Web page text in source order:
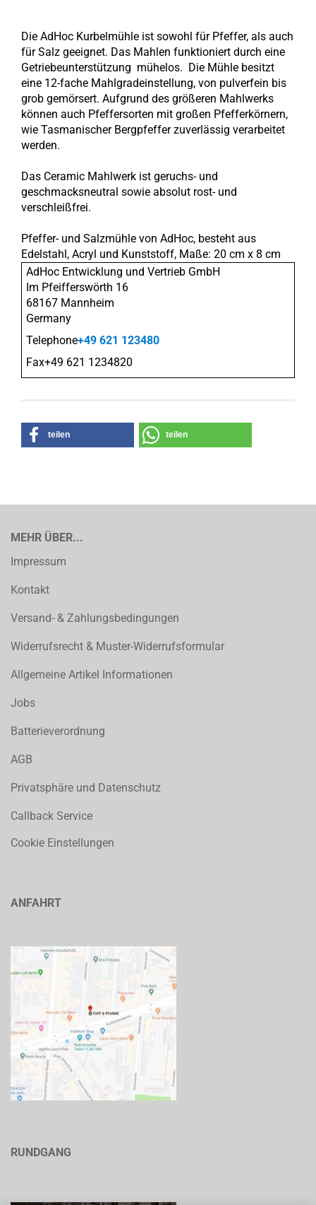
Die AdHoc Kurbelmühle ist sowohl für Pfeffer, als auch
für Salz geeignet. Das Mahlen funktioniert durch eine
Getriebeunterstützung mühelos. Die Mühle besitzt
eine 12-fache Mahlgradeinstellung, von pulverfein bis
grob gemörsert. Aufgrund des größeren Mahlwerks
können auch Pfeffersorten mit großen Pfefferkörnern,
wie Tasmanischer Bergpfeffer zuverlässig verarbeitet
werden.
Das Ceramic Mahlwerk ist geruchs- und
geschmacksneutral sowie absolut rost- und
verschleißfrei.
Pfeffer- und Salzmühle von AdHoc, besteht aus
Edelstahl, Acryl und Kunststoff, Maße: 20 cm x 8 cm
AdHoc Entwicklung und Vertrieb GmbH
Im Pfeifferswörth 16
68167 Mannheim
Germany
Telephone+49 621 123480
Fax+49 621 1234820
teilen teilen
MEHR ÜBER...
Impressum
Kontakt
Versand- & Zahlungsbedingungen
Widerrufsrecht & Muster-Widerrufsformular
Allgemeine Artikel Informationen
Jobs
Batterieverordnung
AGB
Privatsphäre und Datenschutz
Callback Service
Cookie Einstellungen
ANFAHRT
RUNDGANG